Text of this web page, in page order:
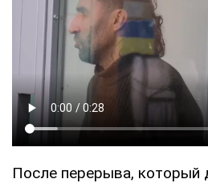
После перерыва, который